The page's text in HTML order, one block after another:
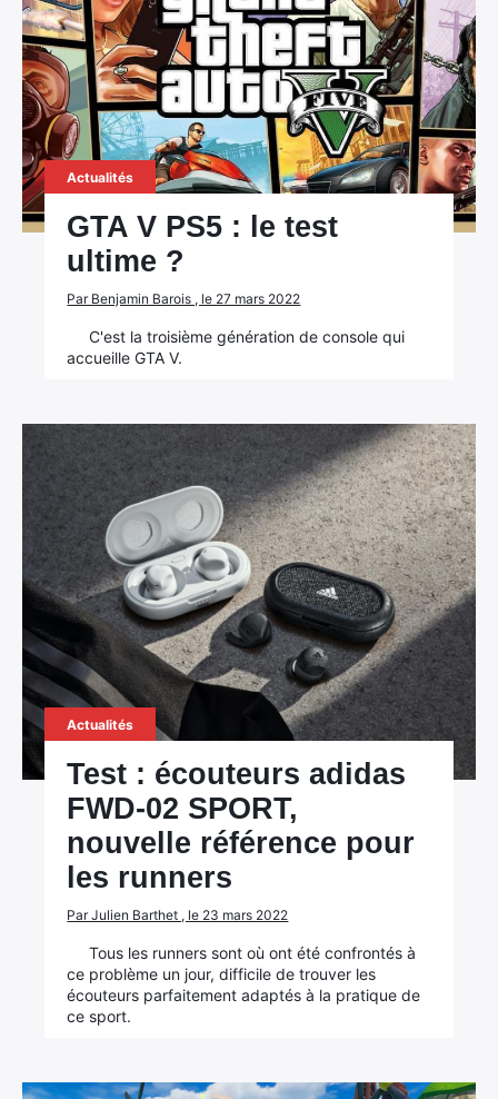
Actualités
GTA V PS5 : le test
ultime ?
Par Benjamin Barois , le 27 mars 2022
C'est la troisième génération de console qui
accueille GTA V.
Actualités
Test : écouteurs adidas
FWD-02 SPORT,
nouvelle référence pour
les runners
Par Julien Barthet , le 23 mars 2022
Tous les runners sont où ont été confrontés à
ce problème un jour, difficile de trouver les
écouteurs parfaitement adaptés à la pratique de
ce sport.